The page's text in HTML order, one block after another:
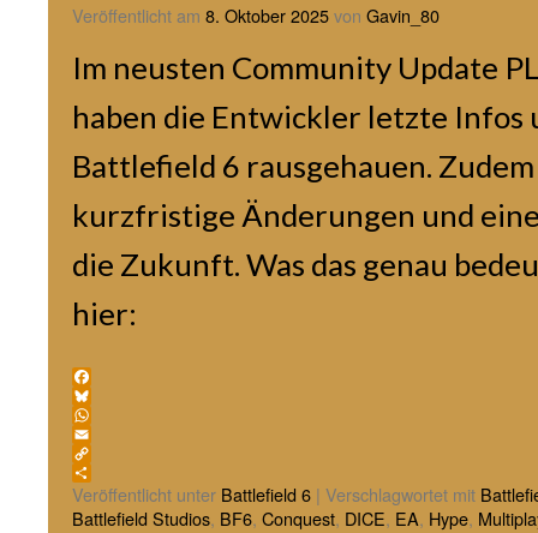
Veröffentlicht am 8. Oktober 2025von Gavin_80
Im neusten Community Update
haben die Entwickler letzte Infos
Battlefield 6 rausgehauen.
kurzfristige Änderungen und
die Zukunft. Was das genau
hier:
Facebook
Bluesky
WhatsApp
Email
Copy
Link
Teilen
Veröffentlicht unter Battlefield 6 | Verschlagwortet mit
Battlefield Studios, BF6, Conquest, DICE, EA, Hype,